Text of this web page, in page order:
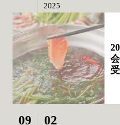
2025
09 02